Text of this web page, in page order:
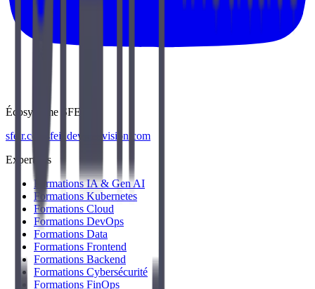
Écosystème SFEIR
sfeir.com
sfeir.dev
wenvision.com
Expertises
Formations IA & Gen AI
Formations Kubernetes
Formations Cloud
Formations DevOps
Formations Data
Formations Frontend
Formations Backend
Formations Cybersécurité
Formations FinOps